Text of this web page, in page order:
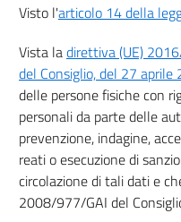
15
16
17
18
19
Visto l'articolo 14 della
Vista ladirettiva (UE)
del Consiglio, del 27 aprile
delle persone fisiche con
personali da parte delle
prevenzione, indagine,
reati o esecuzione di
circolazione di tali dati e
2008/977/GAI del